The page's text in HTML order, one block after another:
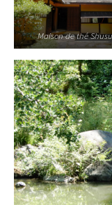
Maison de thé